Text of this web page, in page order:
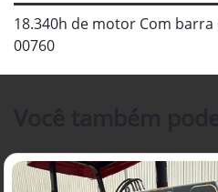
18.340h de motor Com
00760